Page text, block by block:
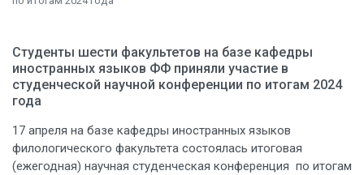
Студенты шести факультетов на базе кафедры
иностранных языков ФФ приняли участие в
студенческой научной конференции по итогам 2024
года
17 апреля на базе кафедры иностранных языков
филологического факультета состоялась итоговая
(ежегодная) научная студенческая конференция по итогам